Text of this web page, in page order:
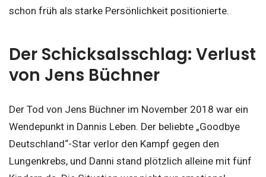
schon früh als starke Persönlichkeit positionierte.
Der Schicksalsschlag: Verlust
von Jens Büchner
Der Tod von Jens Büchner im November 2018 war ein
Wendepunkt in Dannis Leben. Der beliebte „Goodbye
Deutschland“-Star verlor den Kampf gegen den
Lungenkrebs, und Danni stand plötzlich alleine mit fünf